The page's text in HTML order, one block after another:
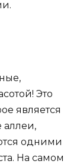
Это
является
одними
На самом